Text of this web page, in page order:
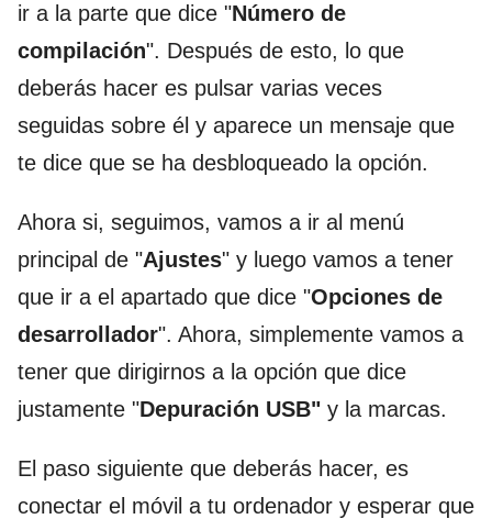
ir a la parte que dice "Número de
compilación". Después de esto, lo que
deberás hacer es pulsar varias veces
seguidas sobre él y aparece un mensaje que
te dice que se ha desbloqueado la opción.
Ahora si, seguimos, vamos a ir al menú
principal de "Ajustes" y luego vamos a tener
que ir a el apartado que dice "Opciones de
desarrollador". Ahora, simplemente vamos a
tener que dirigirnos a la opción que dice
justamente "Depuración USB" y la marcas.
El paso siguiente que deberás hacer, es
conectar el móvil a tu ordenador y esperar que